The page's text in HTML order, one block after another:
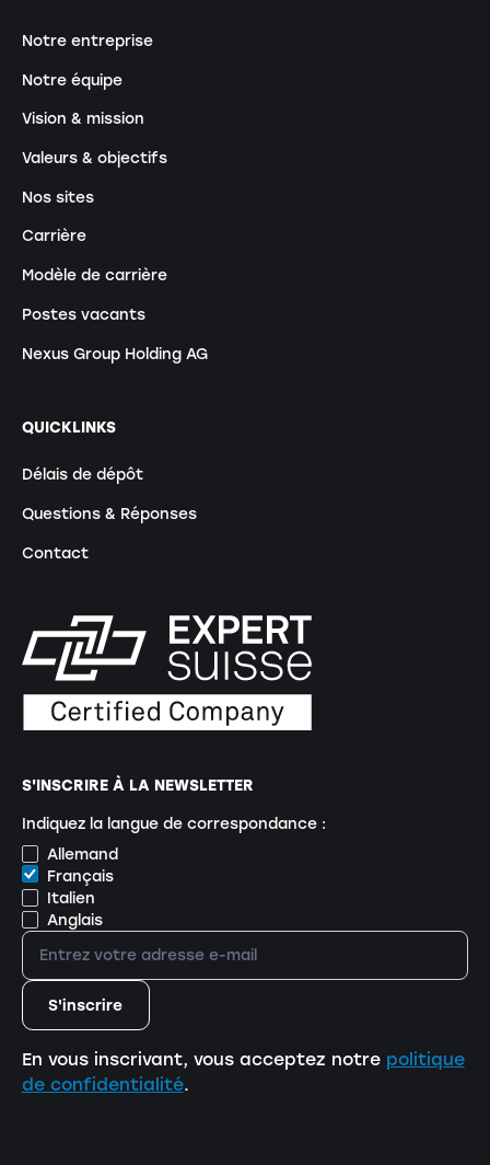
Notre entreprise
Notre équipe
Vision & mission
Valeurs & objectifs
Nos sites
Carrière
Modèle de carrière
Postes vacants
Nexus Group Holding AG
QUICKLINKS
Délais de dépôt
Questions & Réponses
Contact
S'INSCRIRE À LA NEWSLETTER
Indiquez la langue de correspondance :
Allemand
Français
Italien
Anglais
En vous inscrivant, vous acceptez notre politique
de confidentialité.